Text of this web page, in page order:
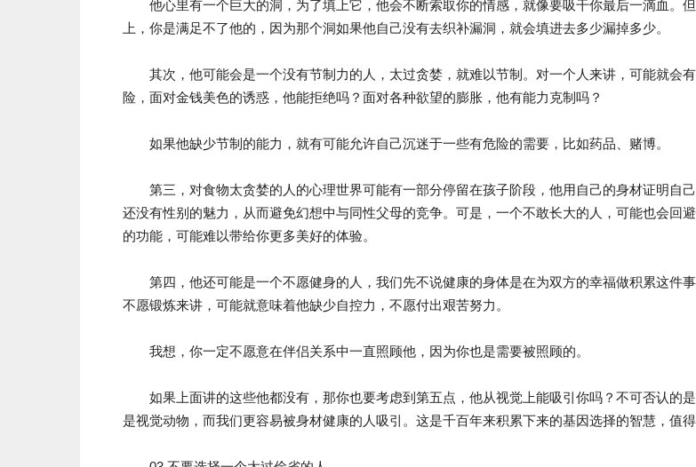
他心里有一个巨大的洞，为了填上它，他会不断索取你的情感，就像要吸干你最后一滴血。
上，你是满足不了他的，因为那个洞如果他自己没有去织补漏洞，就会填进去多少漏掉多少。
其次，他可能会是一个没有节制力的人，太过贪婪，就难以节制。对一个人来讲，可能就会
险，面对金钱美色的诱惑，他能拒绝吗？面对各种欲望的膨胀，他有能力克制吗？
如果他缺少节制的能力，就有可能允许自己沉迷于一些有危险的需要，比如药品、赌博。
第三，对食物太贪婪的人的心理世界可能有一部分停留在孩子阶段，他用自己的身材证明自己
还没有性别的魅力，从而避免幻想中与同性父母的竞争。可是，一个不敢长大的人，可能也会回
的功能，可能难以带给你更多美好的体验。
第四，他还可能是一个不愿健身的人，我们先不说健康的身体是在为双方的幸福做积累这件
不愿锻炼来讲，可能就意味着他缺少自控力，不愿付出艰苦努力。
我想，你一定不愿意在伴侣关系中一直照顾他，因为你也是需要被照顾的。
如果上面讲的这些他都没有，那你也要考虑到第五点，他从视觉上能吸引你吗？不可否认的
是视觉动物，而我们更容易被身材健康的人吸引。这是千百年来积累下来的基因选择的智慧，值得